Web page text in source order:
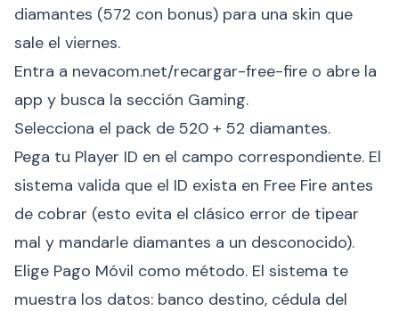
diamantes (572 con bonus) para una skin que
sale el viernes.
Entra a nevacom.net/recargar-free-fire o abre la
app y busca la sección Gaming.
Selecciona el pack de 520 + 52 diamantes.
Pega tu Player ID en el campo correspondiente. El
sistema valida que el ID exista en Free Fire antes
de cobrar (esto evita el clásico error de tipear
mal y mandarle diamantes a un desconocido).
Elige Pago Móvil como método. El sistema te
muestra los datos: banco destino, cédula del